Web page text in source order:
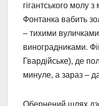
гігантського молу
Фонтанка вабить
– тихими
виноградниками.
Гвардійське), де
минуле, а зараз –
Обернений шлях